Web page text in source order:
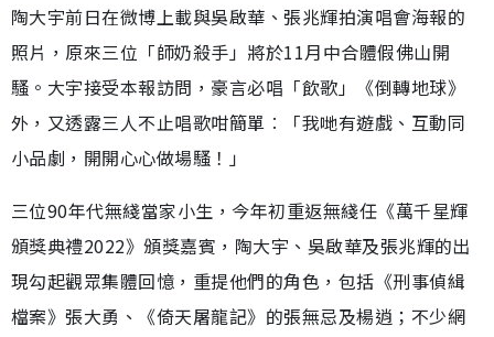
陶大宇前日在微博上載與吳啟華、張兆輝拍演唱會海報的
照片，原來三位「師奶殺手」將於11月中合體假佛山開
騷。大宇接受本報訪問，豪言必唱「飲歌」《倒轉地球》
外，又透露三人不止唱歌咁簡單︰「我哋有遊戲、互動同
小品劇，開開心心做場騷！」
三位90年代無綫當家小生，今年初重返無綫任《萬千星輝
頒獎典禮2022》頒獎嘉賓，陶大宇、吳啟華及張兆輝的出
現勾起觀眾集體回憶，重提他們的角色，包括《刑事偵緝
檔案》張大勇、《倚天屠龍記》的張無忌及楊逍；不少網